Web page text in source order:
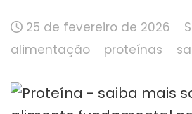
25 de fevereiro de 2026
alimentação
proteínas